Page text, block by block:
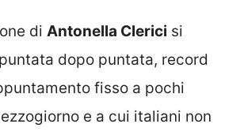
di Antonella Clerici si
dopo puntata, record
fisso a pochi
e a cui italiani non